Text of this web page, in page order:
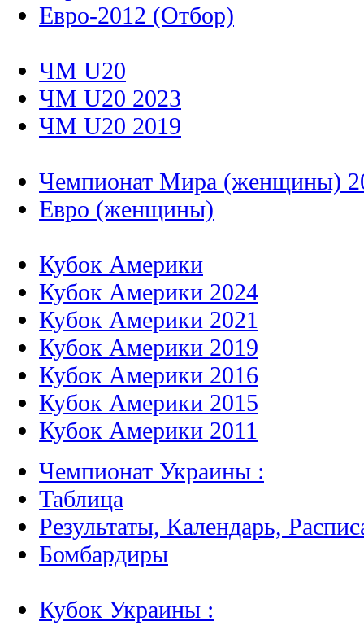
Евро-2012 (Отбор)
ЧМ U20
ЧМ U20 2023
ЧМ U20 2019
Чемпионат Мира (женщины)
Евро (женщины)
Кубок Америки
Кубок Америки 2024
Кубок Америки 2021
Кубок Америки 2019
Кубок Америки 2016
Кубок Америки 2015
Кубок Америки 2011
Чемпионат Украины :
Таблица
Результаты, Календарь,
Бомбардиры
Кубок Украины :